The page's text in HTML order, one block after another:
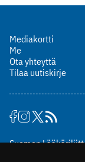
Mediakortti
Me
Ota yhteyttä
Tilaa uutiskirje
Suomen